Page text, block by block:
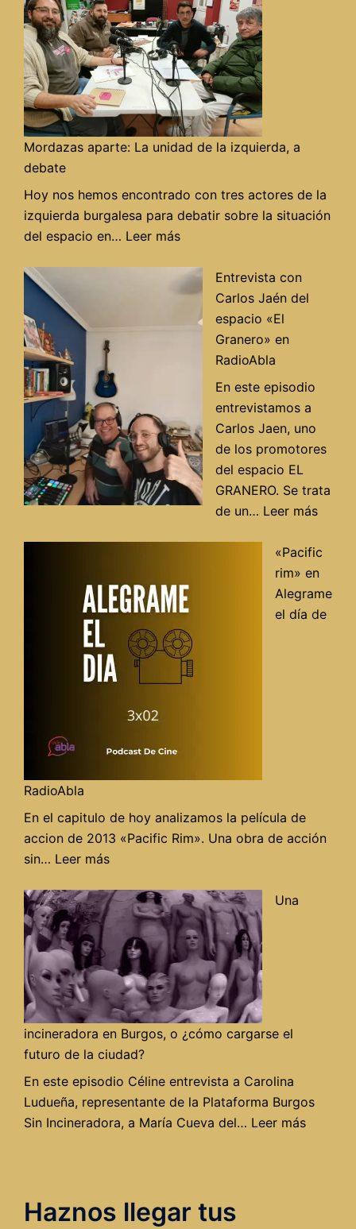
Mordazas aparte: La unidad de la izquierda, a
debate
Hoy nos hemos encontrado con tres actores de la
izquierda burgalesa para debatir sobre la situación
del espacio en… Leer más:
aparte:
La
unidad
izquierda,
debate
Entrevista con
Carlos Jaén del
espacio «El
Granero» en
RadioAbla
En este episodio
entrevistamos a
Carlos Jaen, uno
de los promotores
del espacio EL
GRANERO. Se trata
de un… Leer más:
con
Carlos
Jaén
del
«Pacific
rim» en
Alegrame
el día de
RadioAbla
En el capitulo de hoy analizamos la película de
accion de 2013 «Pacific Rim». Una obra de acción
sin… Leer más:
rim»
en
Alegrame
día
de
RadioAbla
Una
incineradora en Burgos, o ¿cómo cargarse el
futuro de la ciudad?
En este episodio Céline entrevista a Carolina
Ludueña, representante de la Plataforma Burgos
Sin Incineradora, a María Cueva del… Leer más:
Haznos llegar tus